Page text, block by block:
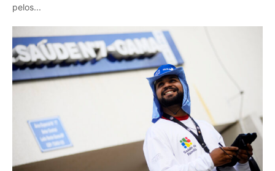
pelos...